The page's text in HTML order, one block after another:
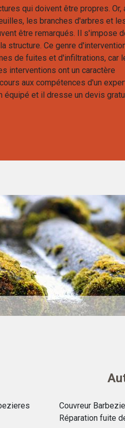
qui doivent être propres. Or,
les branches d'arbres et
être remarqués. Il s'impose
structure. Ce genre
de fuites et d'infiltrations, car
interventions ont un caractère
aux compétences d'un
équipé et il dresse un devis
Couvreur
Réparation fuite